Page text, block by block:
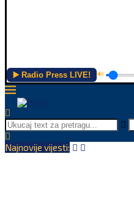
▶️ Radio Press LIVE! 🔊
Najnovije vijesti: